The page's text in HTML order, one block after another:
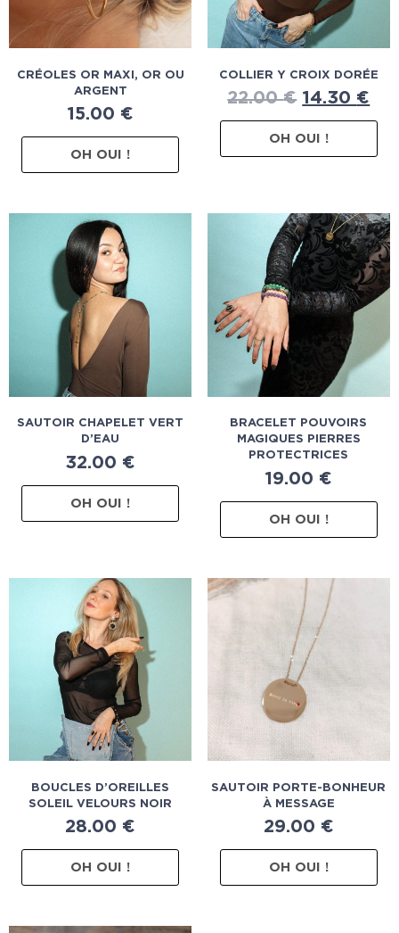
CRÉOLES OR MAXI, OR OU
ARGENT
15.00 €
OH OUI !
COLLIER Y CROIX DORÉE
22.00€ 14.30 €
OH OUI !
SAUTOIR CHAPELET VERT
D’EAU
32.00 €
OH OUI !
BRACELET POUVOIRS
MAGIQUES PIERRES
PROTECTRICES
19.00 €
OH OUI !
BOUCLES D’OREILLES
SOLEIL VELOURS NOIR
28.00 €
OH OUI !
SAUTOIR PORTE-BONHEUR
À MESSAGE
29.00 €
OH OUI !